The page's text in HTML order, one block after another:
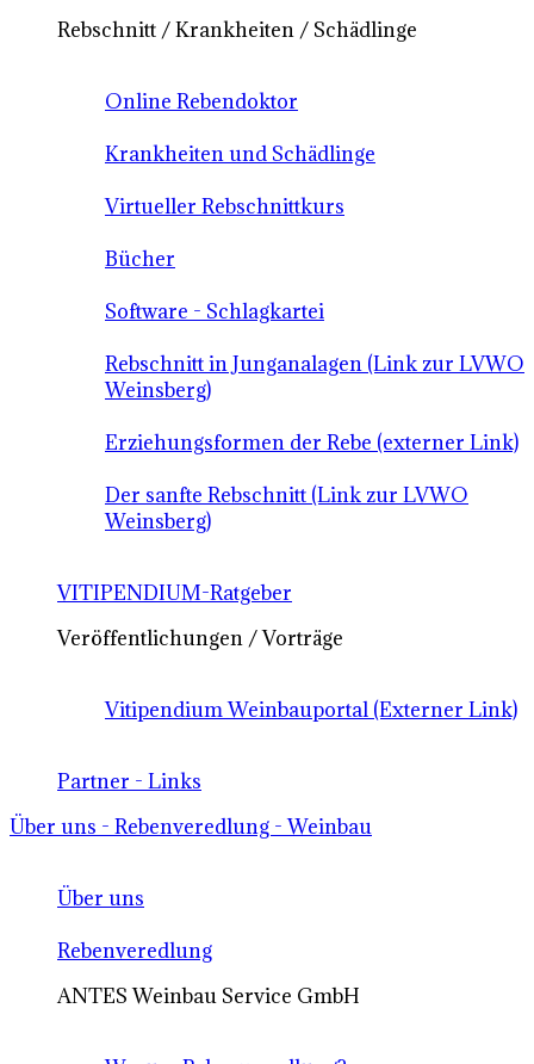
Rebschnitt / Krankheiten / Schädlinge
Online Rebendoktor
Krankheiten und Schädlinge
Virtueller Rebschnittkurs
Bücher
Software - Schlagkartei
Rebschnitt in Junganalagen (Link zur LVWO
Weinsberg)
Erziehungsformen der Rebe (externer Link)
Der sanfte Rebschnitt (Link zur LVWO
Weinsberg)
VITIPENDIUM-Ratgeber
Veröffentlichungen / Vorträge
Vitipendium Weinbauportal (Externer Link)
Partner - Links
Über uns - Rebenveredlung - Weinbau
Über uns
Rebenveredlung
ANTES Weinbau Service GmbH